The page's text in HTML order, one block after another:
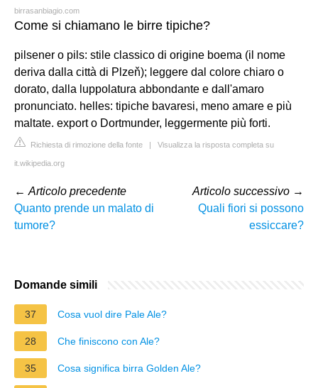
birrasanbiagio.com
Come si chiamano le birre tipiche?
pilsener o pils: stile classico di origine boema (il nome
deriva dalla città di Plzeň); leggere dal colore chiaro o
dorato, dalla luppolatura abbondante e dall'amaro
pronunciato. helles: tipiche bavaresi, meno amare e più
maltate. export o Dortmunder, leggermente più forti.
Richiesta di rimozione della fonte | Visualizza la risposta completa su
it.wikipedia.org
← Articolo precedente
Quanto prende un malato di
tumore?
Articolo successivo →
Quali fiori si possono
essiccare?
Domande simili
37 Cosa vuol dire Pale Ale?
28 Che finiscono con Ale?
35 Cosa significa birra Golden Ale?